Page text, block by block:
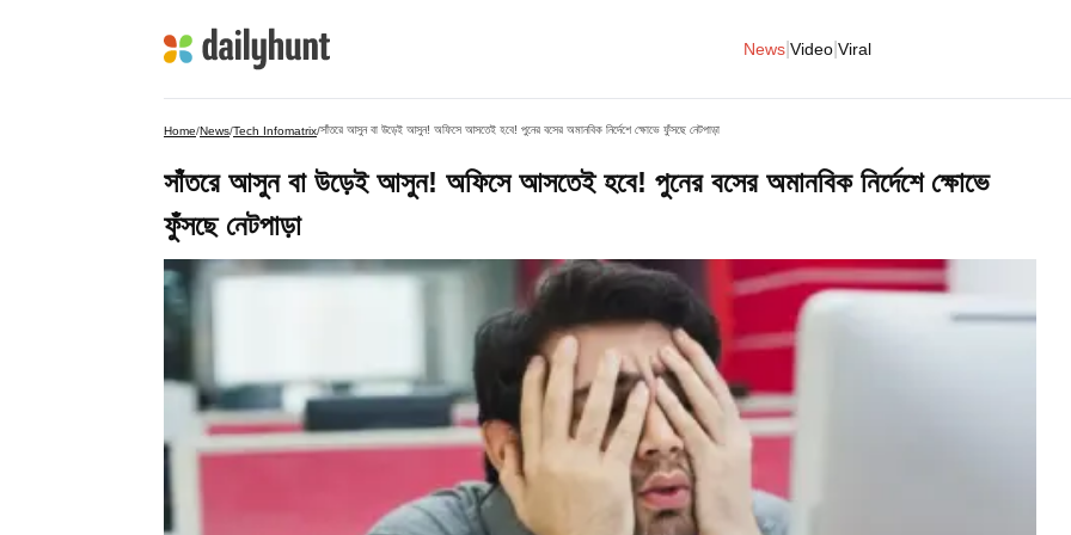
News Video Viral
Home/News/Tech Infomatrix/সাঁতরে আসুন বা উড়েই আসুন! অফিসে আসতেই হবে! পুনের বসের অমানবিক নির্দেশে ক্ষোভে ফুঁসছে নেটপাড়া
সাঁতরে আসুন বা উড়েই আসুন! অফিসে আসতেই হবে! পুনের বসের অমানবিক নির্দেশে ক্ষোভে
ফুঁসছে নেটপাড়া